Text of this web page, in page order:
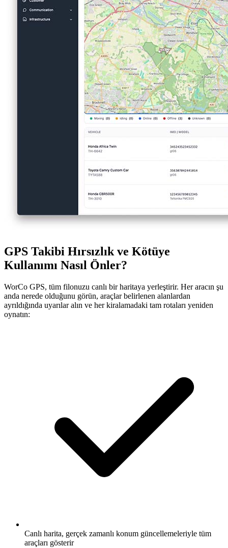
GPS Takibi Hırsızlık ve Kötüye
Kullanımı Nasıl Önler?
WorCo GPS, tüm filonuzu canlı bir haritaya yerleştirir. Her aracın şu
anda nerede olduğunu görün, araçlar belirlenen alanlardan
ayrıldığında uyarılar alın ve her kiralamadaki tam rotaları yeniden
oynatın:
Canlı harita, gerçek zamanlı konum güncellemeleriyle tüm
araçları gösterir